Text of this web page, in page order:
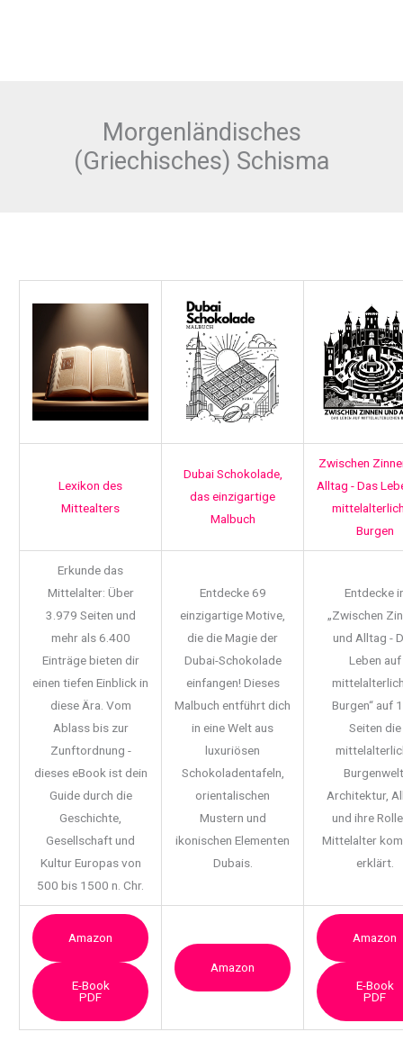
Morgenländisches
(Griechisches) Schisma
Lexikon des
Mittealters
Dubai Schokolade,
das einzigartige
Malbuch
Zwischen
Alltag - Das
Burgen
Erkunde das
Mittelalter: Über
3.979 Seiten und
mehr als 6.400
Einträge bieten dir
einen tiefen Einblick in
diese Ära. Vom
Ablass bis zur
Zunftordnung -
dieses eBook ist dein
Guide durch die
Geschichte,
Gesellschaft und
Kultur Europas von
500 bis 1500 n. Chr.
Entdecke 69
einzigartige Motive,
die die Magie der
Dubai-Schokolade
einfangen! Dieses
Malbuch entführt dich
in eine Welt aus
luxuriösen
Schokoladentafeln,
orientalischen
Mustern und
ikonischen Elementen
Dubais.
Entdecke
„Zwischen
und Alltag -
Leben auf
Burgen“ auf
Seiten die
Architektur,
und ihre
Mittelalter
erklärt.
Amazon
E-Book
PDF
Amazon
Amazon
E-Book
PDF